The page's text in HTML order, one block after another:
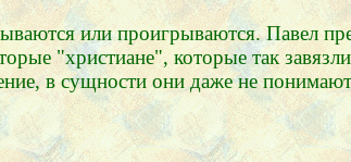
или проигрываются. Павел
"христиане", которые так
в сущности они даже не